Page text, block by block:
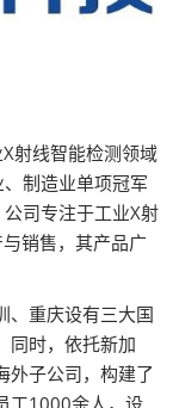
射线智能检测领域
制造业单项冠军
司专注于工业X射
销售，其产品广
、重庆设有三大国
同时，依托新加
外子公司，构建了